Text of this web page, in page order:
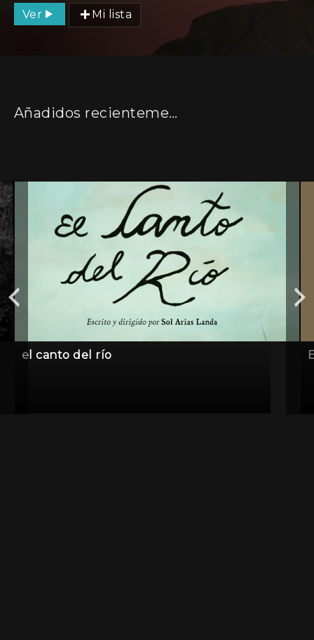
Ver Mi lista
Añadidos recientemente
el canto del río